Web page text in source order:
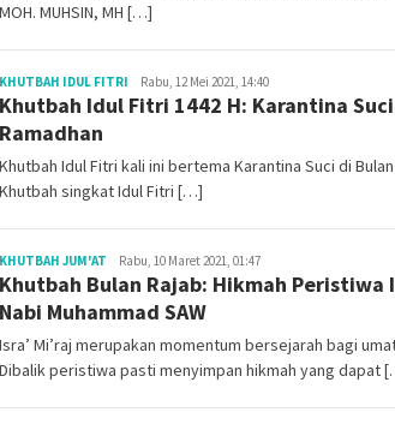
MOH. MUHSIN, MH […]
KHUTBAH IDUL FITRI Redaksi
Rabu, 12 Mei 2021, 14:40
Khutbah Idul Fitri 1442 H: Karantina
Ramadhan
Khutbah Idul Fitri kali ini bertema Karantina Suci di
Khutbah singkat Idul Fitri […]
KHUTBAH JUM'AT Redaksi
Rabu, 10 Maret 2021, 01:47
Khutbah Bulan Rajab: Hikmah Peristiwa
Nabi Muhammad SAW
Isra’ Mi’raj merupakan momentum bersejarah bagi
Dibalik peristiwa pasti menyimpan hikmah yang dapat